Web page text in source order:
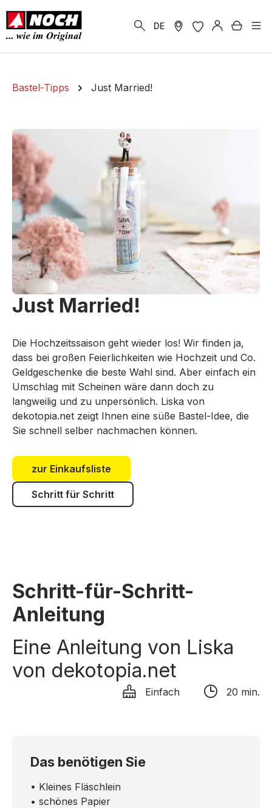
springen
DE
Bastel-Tipps Just Married!
Just Married!
Die Hochzeitssaison geht wieder los! Wir finden ja,
dass bei großen Feierlichkeiten wie Hochzeit und Co.
Geldgeschenke die beste Wahl sind. Aber einfach ein
Umschlag mit Scheinen wäre dann doch zu
langweilig und zu unpersönlich. Liska von
dekotopia.net zeigt Ihnen eine süße Bastel-Idee, die
Sie schnell selber nachmachen können.
zur Einkaufsliste
Schritt für Schritt
Schritt-für-Schritt-
Anleitung
Eine Anleitung von Liska
von dekotopia.net
Einfach 20 min.
Das benötigen Sie
• Kleines Fläschlein
• schönes Papier